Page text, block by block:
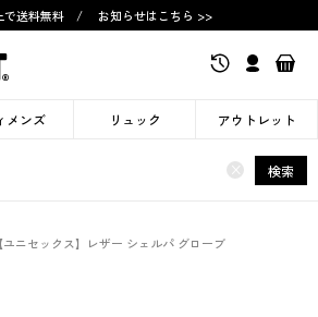
で送料無料 / お知らせはこちら >>
メンズ リュック アウトレット
× 検索
【ユニセックス】レザー シェルパ グローブ